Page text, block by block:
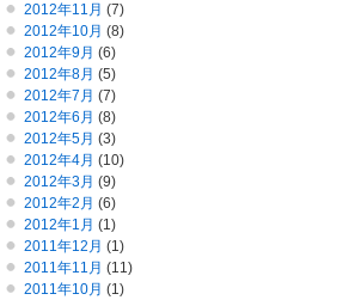
2012年11月 (7)
2012年10月 (8)
2012年9月 (6)
2012年8月 (5)
2012年7月 (7)
2012年6月 (8)
2012年5月 (3)
2012年4月 (10)
2012年3月 (9)
2012年2月 (6)
2012年1月 (1)
2011年12月 (1)
2011年11月 (11)
2011年10月 (1)